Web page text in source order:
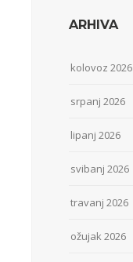
ARHIVA
kolovoz 2026
srpanj 2026
lipanj 2026
svibanj 2026
travanj 2026
ožujak 2026